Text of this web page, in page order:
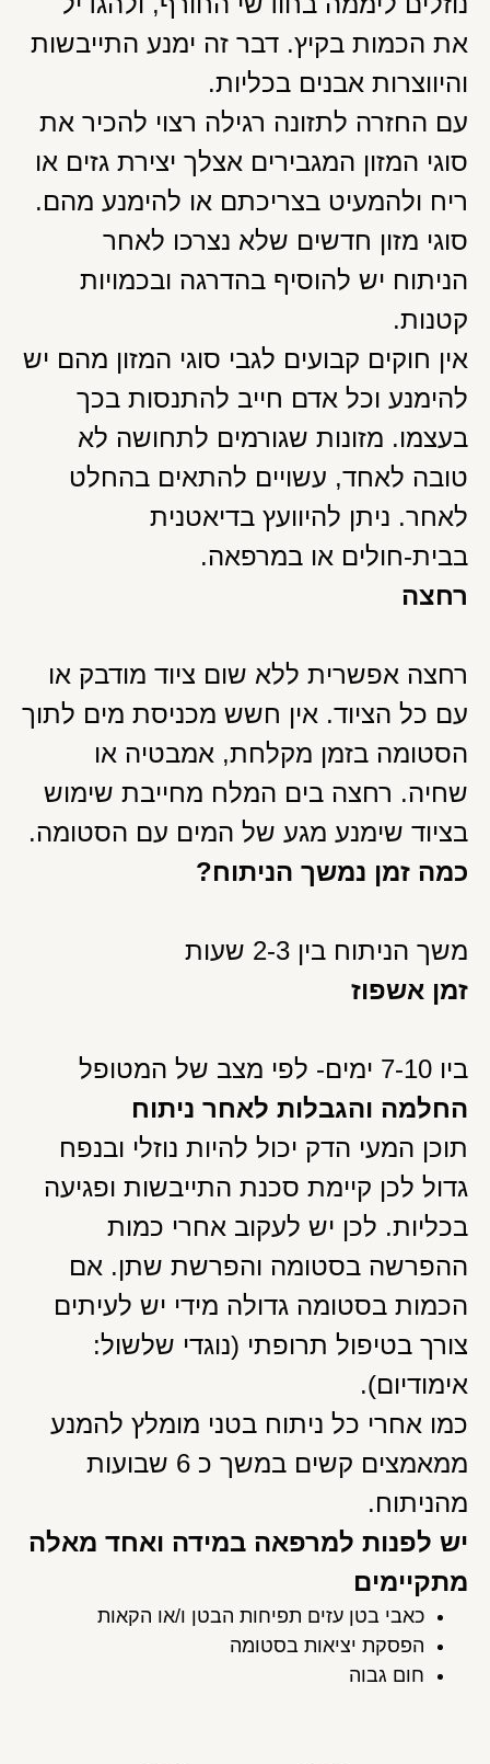
את הכמות בקיץ. דבר זה ימנע התייבשות
והיווצרות אבנים בכליות.
עם החזרה לתזונה רגילה רצוי להכיר את
סוגי המזון המגבירים אצלך יצירת גזים או
ריח ולהמעיט בצריכתם או להימנע מהם.
סוגי מזון חדשים שלא נצרכו לאחר
הניתוח יש להוסיף בהדרגה ובכמויות
קטנות.
אין חוקים קבועים לגבי סוגי המזון מהם יש
להימנע וכל אדם חייב להתנסות בכך
בעצמו. מזונות שגורמים לתחושה לא
טובה לאחד, עשויים להתאים בהחלט
לאחר. ניתן להיוועץ בדיאטנית
בבית-חולים או במרפאה.
רחצה
רחצה אפשרית ללא שום ציוד מודבק או
עם כל הציוד. אין חשש מכניסת מים לתוך
הסטומה בזמן מקלחת, אמבטיה או
שחיה. רחצה בים המלח מחייבת שימוש
בציוד שימנע מגע של המים עם הסטומה.
כמה זמן נמשך הניתוח?
משך הניתוח בין 2-3 שעות
זמן אשפוז
ביו 7-10 ימים- לפי מצב של המטופל
החלמה והגבלות לאחר ניתוח
תוכן המעי הדק יכול להיות נוזלי ובנפח
גדול לכן קיימת סכנת התייבשות ופגיעה
בכליות. לכן יש לעקוב אחרי כמות
ההפרשה בסטומה והפרשת שתן. אם
הכמות בסטומה גדולה מידי יש לעיתים
צורך בטיפול תרופתי (נוגדי שלשול:
אימודיום).
כמו אחרי כל ניתוח בטני מומלץ להמנע
ממאמצים קשים במשך כ 6 שבועות
מהניתוח.
יש לפנות למרפאה במידה ואחד מאלה
מתקיימים
כאבי בטן עזים תפיחות הבטן ו/או הקאות
הפסקת יציאות בסטומה
חום גבוה